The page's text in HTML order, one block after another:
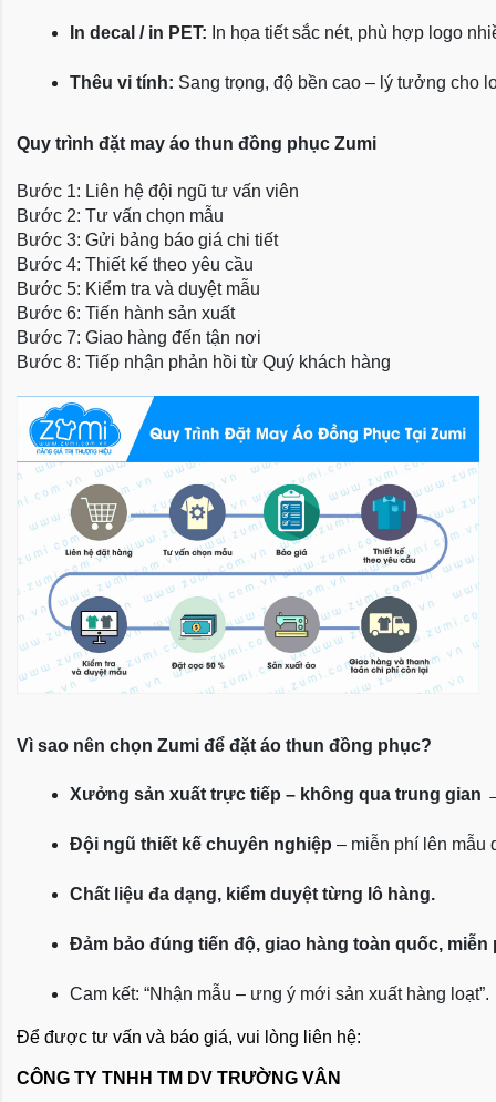
In decal / in PET: In họa tiết sắc nét, phù hợp logo
Thêu vi tính: Sang trọng, độ bền cao – lý tưởng cho
Quy trình đặt may áo thun đồng phục Zumi
Bước 1: Liên hệ đội ngũ tư vấn viên
Bước 2: Tư vấn chọn mẫu
Bước 3: Gửi bảng báo giá chi tiết
Bước 4: Thiết kế theo yêu cầu
Bước 5: Kiểm tra và duyệt mẫu
Bước 6: Tiến hành sản xuất
Bước 7: Giao hàng đến tận nơi
Bước 8: Tiếp nhận phản hồi từ Quý khách hàng
Vì sao nên chọn Zumi để đặt áo thun đồng phục?
Xưởng sản xuất trực tiếp – không qua trung gian
Đội ngũ thiết kế chuyên nghiệp – miễn phí lên mẫu
Chất liệu đa dạng, kiểm duyệt từng lô hàng.
Đảm bảo đúng tiến độ, giao hàng toàn quốc, miễn
Cam kết: “Nhận mẫu – ưng ý mới sản xuất hàng loạt”.
Để được tư vấn và báo giá, vui lòng liên hệ:
CÔNG TY TNHH TM DV TRƯỜNG VÂN